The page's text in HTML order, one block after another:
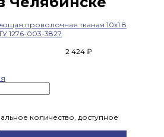
2 424 ₽
количество, доступное